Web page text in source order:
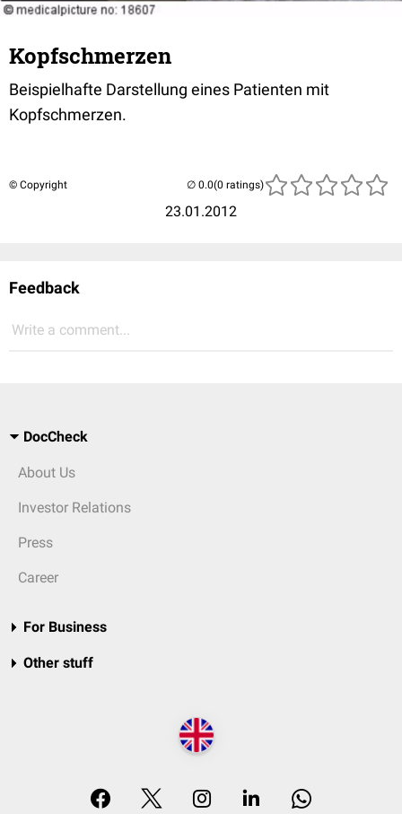
Kopfschmerzen
Beispielhafte Darstellung eines Patienten mit
Kopfschmerzen.
© Copyright
23.01.2012
(0 ratings)
Feedback
Write a comment...
DocCheck
About Us
Investor Relations
Press
Career
For Business
Other stuff